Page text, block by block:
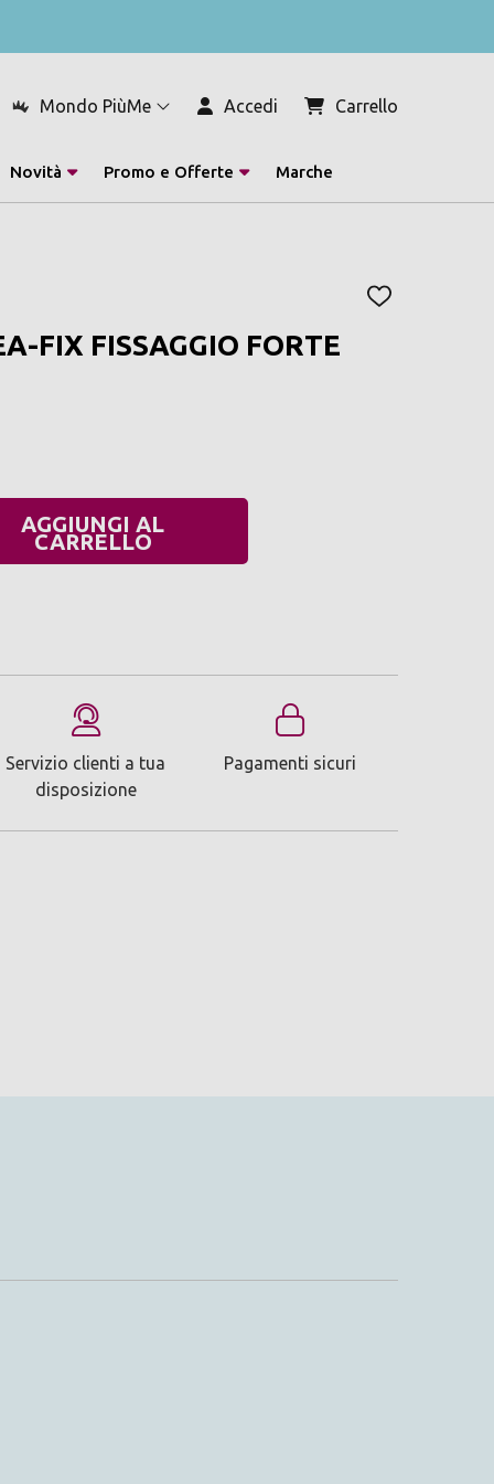
Mondo PiùMe Accedi Carrello
Novità Promo e Offerte Marche
AGGIUNGI
FIX FISSAGGIO FORTE
AGGIUNGI AL
CARRELLO
Servizio clienti a tua
disposizione
Pagamenti sicuri